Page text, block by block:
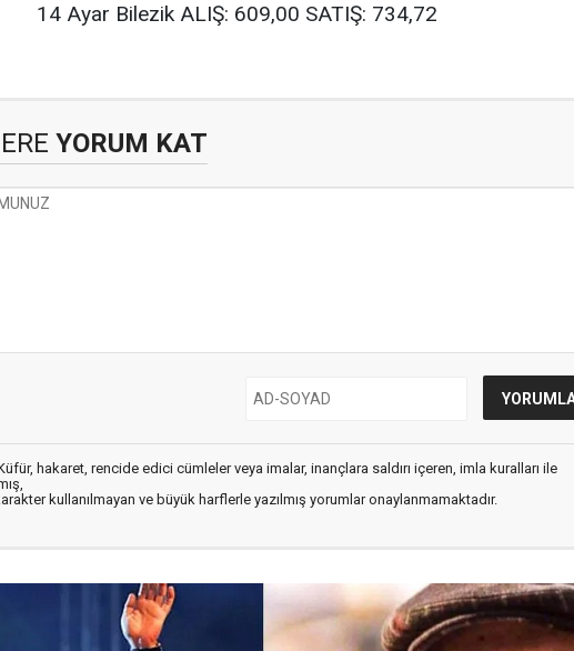
14 Ayar Bilezik ALIŞ: 609,00 SATIŞ: 734,72
YORUM KAT
hakaret, rencide edici cümleler veya imalar, inançlara saldırı içeren, imla kuralları ile
kullanılmayan ve büyük harflerle yazılmış yorumlar onaylanmamaktadır.